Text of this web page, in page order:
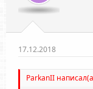
17.12.2018
ParkanII